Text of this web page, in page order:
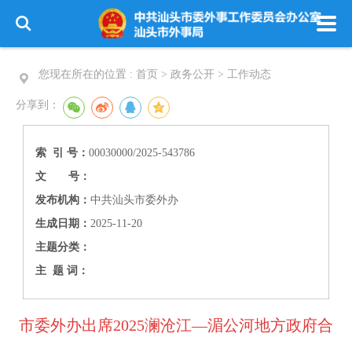
您现在所在的位置 : 首页 > 政务公开 > 工作动态
分享到：
索 引 号：00030000/2025-543786
文 号：
发布机构：中共汕头市委外办
生成日期：2025-11-20
主题分类：
主 题 词：
市委外办出席2025澜沧江—湄公河地方政府合